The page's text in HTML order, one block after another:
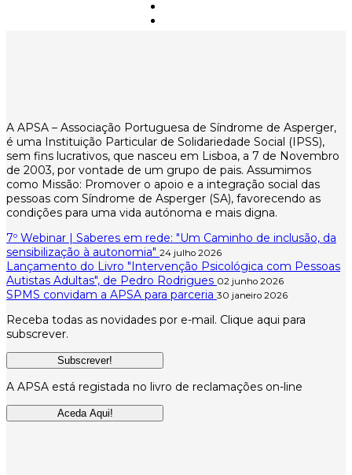
A APSA – Associação Portuguesa de Síndrome de Asperger,
é uma Instituição Particular de Solidariedade Social (IPSS),
sem fins lucrativos, que nasceu em Lisboa, a 7 de Novembro
de 2003, por vontade de um grupo de pais. Assumimos
como Missão: Promover o apoio e a integração social das
pessoas com Síndrome de Asperger (SA), favorecendo as
condições para uma vida autónoma e mais digna.
7º Webinar | Saberes em rede: "Um Caminho de inclusão, da
sensibilização à autonomia" 24 julho 2026
Lançamento do Livro "Intervenção Psicológica com Pessoas
Autistas Adultas", de Pedro Rodrigues 02 junho 2026
SPMS convidam a APSA para parceria 30 janeiro 2026
Receba todas as novidades por e-mail. Clique aqui para
subscrever.
Subscrever!
A APSA está registada no livro de reclamações on-line
Aceda Aqui!